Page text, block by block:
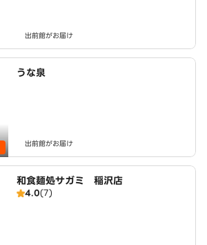
出前館がお届け
うな泉
出前館がお届け
和食麺処サガミ 稲沢店
4.0(7)